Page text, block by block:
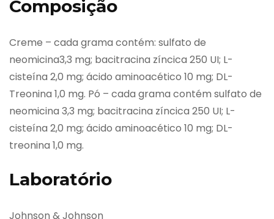
Composição
Creme – cada grama contém: sulfato de
neomicina3,3 mg; bacitracina zíncica 250 UI; L-
cisteína 2,0 mg; ácido aminoacético 10 mg; DL-
Treonina 1,0 mg. Pó – cada grama contém sulfato de
neomicina 3,3 mg; bacitracina zíncica 250 UI; L-
cisteína 2,0 mg; ácido aminoacético 10 mg; DL-
treonina 1,0 mg.
Laboratório
Johnson & Johnson